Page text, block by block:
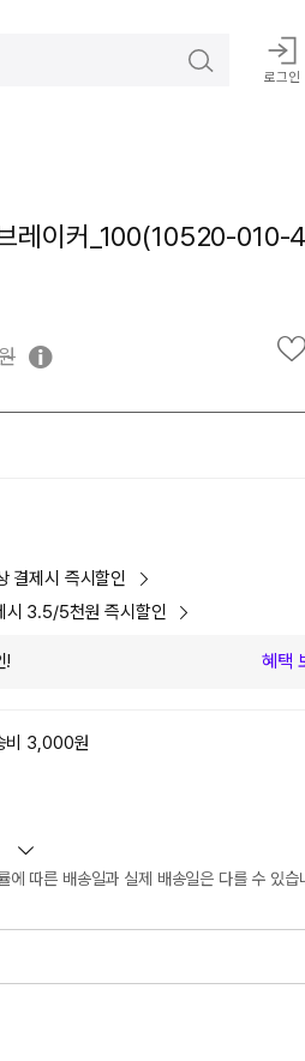
로그인
레이커_100(10520-
결제시 즉시할인
시 3.5/5천원 즉시할인
! 혜택
비 3,000원
에 따른 배송일과 실제 배송일은 다를 수 있습